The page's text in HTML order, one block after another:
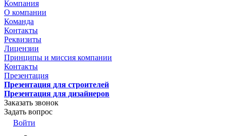
Компания
О компании
Команда
Контакты
Реквизиты
Лицензии
Принципы и миссия компании
Контакты
Презентация
Презентация для строителей
Презентация для дизайнеров
Заказать звонок
Задать вопрос
Войти